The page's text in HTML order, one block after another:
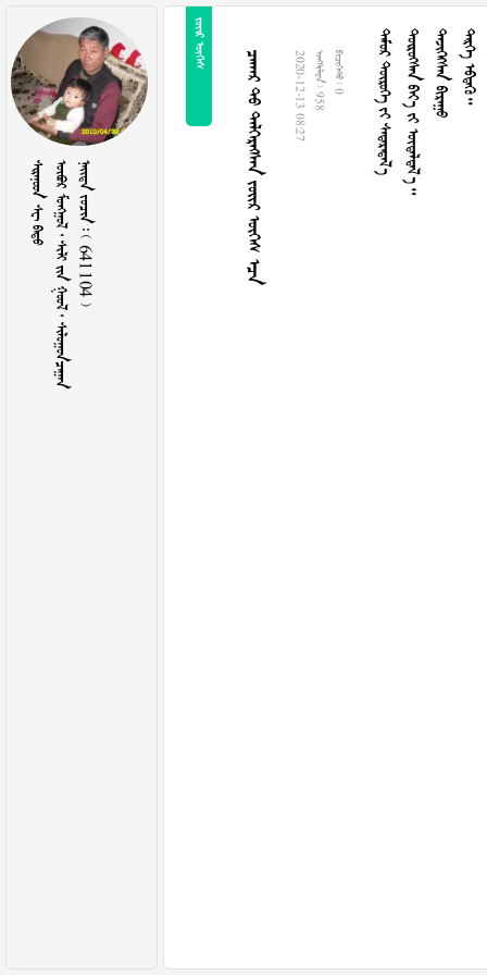
             641104 
 
      2020-12-13 08:27  958  0           